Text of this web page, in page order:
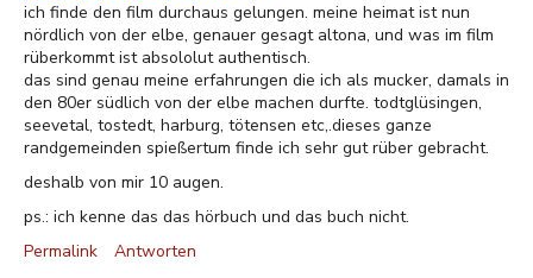
ich finde den film durchaus gelungen. meine heimat ist nun
nördlich von der elbe, genauer gesagt altona, und was im film
rüberkommt ist absololut authentisch.
das sind genau meine erfahrungen die ich als mucker, damals in
den 80er südlich von der elbe machen durfte. todtglüsingen,
seevetal, tostedt, harburg, tötensen etc,.dieses ganze
randgemeinden spießertum finde ich sehr gut rüber gebracht.
deshalb von mir 10 augen.
ps.: ich kenne das das hörbuch und das buch nicht.
Permalink
Antworten